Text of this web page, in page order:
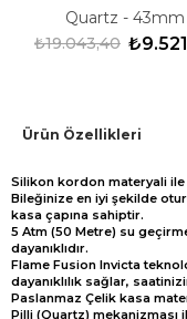
Quartz - 43mm
₺19.043,40
Ürün Özellikleri
Silikon kordon materyali ile
Bileğinize en iyi şekilde
kasa çapına sahiptir.
5 Atm (50 Metre) su
dayanıklıdır.
Flame Fusion Invicta
dayanıklılık sağlar,
Paslanmaz Çelik kasa
Pilli (Quartz) mekanizması